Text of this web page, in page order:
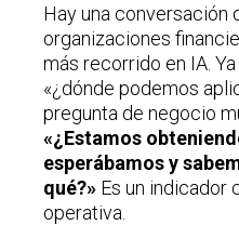
Hay una conversación
organizaciones
más recorrido en IA.
«¿dónde podemos
pregunta de negocio
«¿Estamos
esperábamos y
qué?» Es un indicador
operativa.